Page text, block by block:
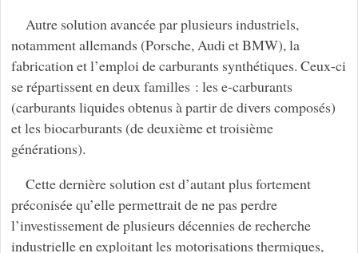
Autre solution avancée par plusieurs industriels,
notamment allemands (Porsche, Audi et BMW), la
fabrication et l’emploi de carburants synthétiques. Ceux-ci
se répartissent en deux familles : les e-carburants
(carburants liquides obtenus à partir de divers composés)
et les biocarburants (de deuxième et troisième
générations).
Cette dernière solution est d’autant plus fortement
préconisée qu’elle permettrait de ne pas perdre
l’investissement de plusieurs décennies de recherche
industrielle en exploitant les motorisations thermiques,